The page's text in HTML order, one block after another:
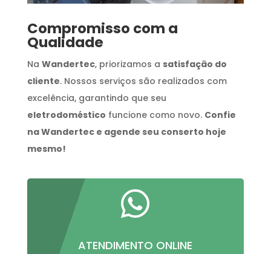
Compromisso com a
Qualidade
Na Wandertec, priorizamos a satisfação do
cliente. Nossos serviços são realizados com
excelência, garantindo que seu
eletrodoméstico funcione como novo. Confie
na Wandertec e agende seu conserto hoje
mesmo!

ATENDIMENTO ONLINE